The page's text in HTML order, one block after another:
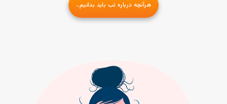
هرآنچه درباره تب باید بدانیم..